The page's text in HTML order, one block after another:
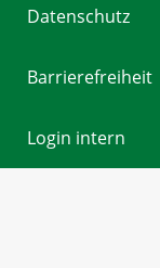
Datenschutz
Barrierefreiheit
Login intern